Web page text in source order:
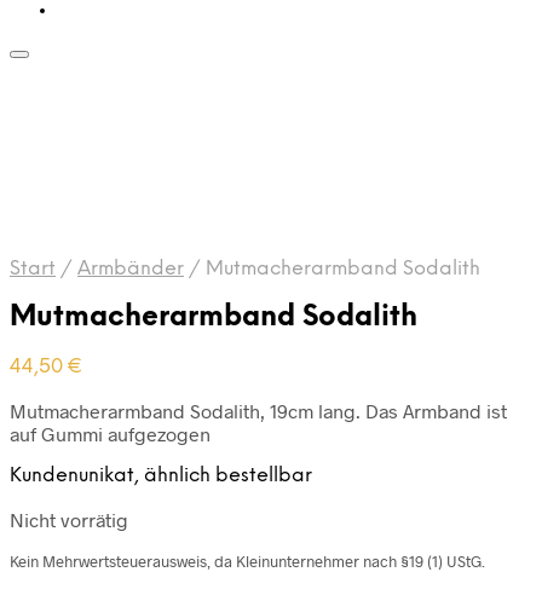
Start / Armbänder / Mutmacherarmband Sodalith
Mutmacherarmband Sodalith
44,50 €
Mutmacherarmband Sodalith, 19cm lang. Das Armband ist
auf Gummi aufgezogen
Kundenunikat, ähnlich bestellbar
Nicht vorrätig
Kein Mehrwertsteuerausweis, da Kleinunternehmer nach §19 (1) UStG.